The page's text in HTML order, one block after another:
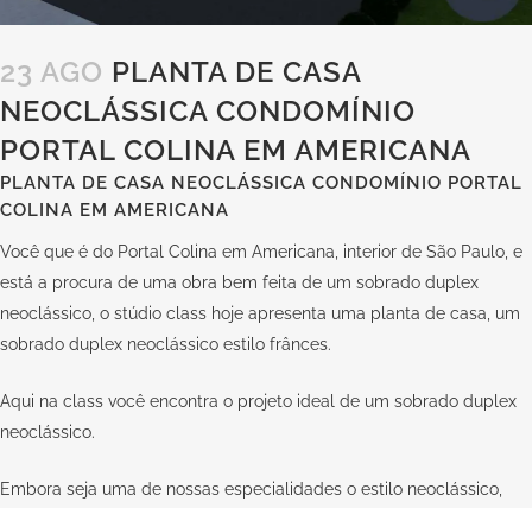
23 AGO PLANTA DE CASA
NEOCLÁSSICA CONDOMÍNIO
PORTAL COLINA EM AMERICANA
PLANTA DE CASA NEOCLÁSSICA CONDOMÍNIO PORTAL
COLINA EM AMERICANA
Você que é do Portal Colina em Americana, interior de São Paulo, e
está a procura de uma obra bem feita de um sobrado duplex
neoclássico, o stúdio class hoje apresenta uma planta de casa, um
sobrado duplex neoclássico estilo frânces.
Aqui na class você encontra o projeto ideal de um sobrado duplex
neoclássico.
Embora seja uma de nossas especialidades o estilo neoclássico,